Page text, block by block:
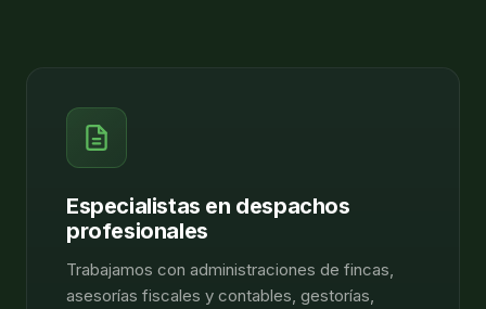
Especialistas en despachos
profesionales
Trabajamos con administraciones de fincas,
asesorías fiscales y contables, gestorías,